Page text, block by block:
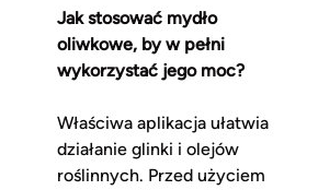
Jak stosować mydło
oliwkowe, by w pełni
wykorzystać jego moc?
Właściwa aplikacja ułatwia
działanie glinki i olejów
roślinnych. Przed użyciem